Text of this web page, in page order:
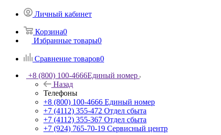
Личный кабинет
Корзина0
Избранные товары0
Сравнение товаров0
+8 (800) 100-4666Единый номер
Назад
Телефоны
+8 (800) 100-4666 Единый номер
+7 (4112) 355-472 Отдел сбыта
+7 (4112) 355-367 Отдел сбыта
+7 (924) 765-70-19 Сервисный центр